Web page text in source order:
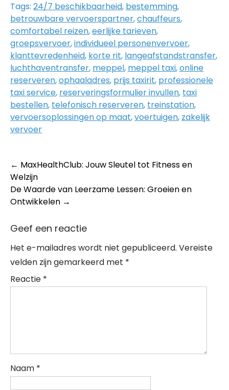
Tags: 24/7 beschikbaarheid, bestemming,
betrouwbare vervoerspartner,chauffeurs,
comfortabel reizen,eerlijke tarieven,
groepsvervoer,individueel personenvervoer,
klanttevredenheid, korte rit, langeafstandstransfer,
luchthaventransfer, meppel, meppel taxi,online
reserveren,ophaaladres, prijs taxirit, professionele
taxi service, reserveringsformulier invullen, taxi
bestellen, telefonisch reserveren, treinstation,
vervoersoplossingen op maat,voertuigen, zakelijk
vervoer
Post
navigation
← MaxHealthClub: Jouw Sleutel tot Fitness en
Welzijn
De Waarde van Leerzame Lessen: Groeien en
Ontwikkelen →
Geef een reactie
Het e-mailadres wordt niet gepubliceerd. Vereiste
velden zijn gemarkeerd met *
Reactie *
Naam *